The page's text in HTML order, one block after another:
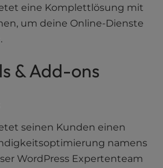
eine Komplettlösung mit
um deine Online-Dienste
& Add-ons
seinen Kunden einen
namens
WordPress Expertenteam